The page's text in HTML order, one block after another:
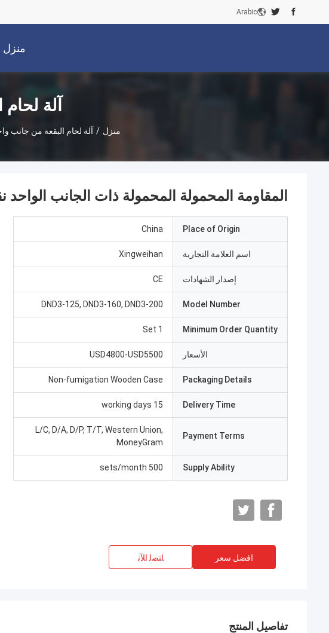
Arabic
منزل
آلة
منزل / آلة لحام البقعة من جانب
المقاومة المحمولة المحمولة ذات الجانب
Place of Origin
China
اسم العلامة التجارية Xingweihan
إصدار الشهادات CE
Model Number
DND3-125, DND3-160, DND3-200
Minimum Order Quantity
1 Set
الأسعار USD4800-USD5500
Packaging Details
Non-fumigation Wooden Case
Delivery Time
15 working days
Payment Terms
L/C, D/A, D/P, T/T, Western Union,
MoneyGram
Supply Ability
500 sets/month
افضل سعر ﺎﺘﺼﻟ ﺍﻶﻧ
تفاصيل المنتج